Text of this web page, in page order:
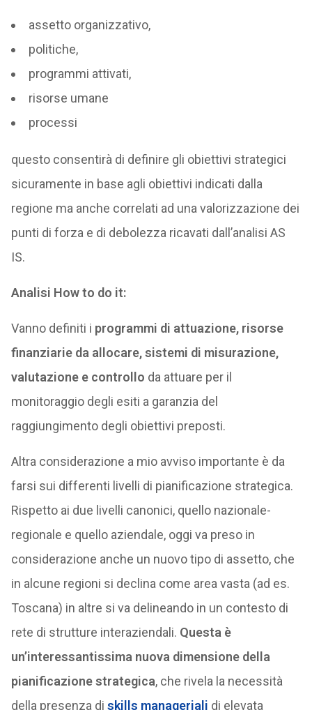
assetto organizzativo,
politiche,
programmi attivati,
risorse umane
processi
questo consentirà di definire gli obiettivi strategici
sicuramente in base agli obiettivi indicati dalla
regione ma anche correlati ad una valorizzazione dei
punti di forza e di debolezza ricavati dall’analisi AS
IS.
Analisi How to do it:
Vanno definiti i programmi di attuazione, risorse
finanziarie da allocare, sistemi di misurazione,
valutazione e controllo da attuare per il
monitoraggio degli esiti a garanzia del
raggiungimento degli obiettivi preposti.
Altra considerazione a mio avviso importante è da
farsi sui differenti livelli di pianificazione strategica.
Rispetto ai due livelli canonici, quello nazionale-
regionale e quello aziendale, oggi va preso in
considerazione anche un nuovo tipo di assetto, che
in alcune regioni si declina come area vasta (ad es.
Toscana) in altre si va delineando in un contesto di
rete di strutture interaziendali. Questa è
un’interessantissima nuova dimensione della
pianificazione strategica, che rivela la necessità
della presenza di skills manageriali di elevata